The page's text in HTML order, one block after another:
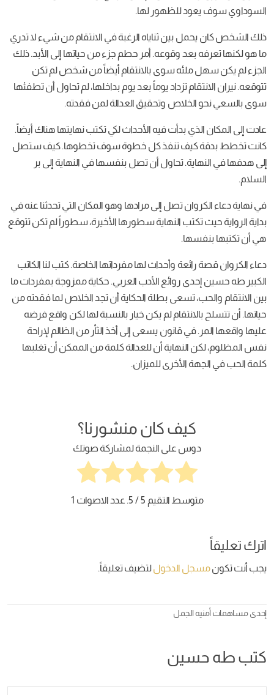
السوداوي سوف يعود للظهور لها.
ذلك الشخص كان يحمل بين ثناياه الرغبة في الانتقام من شيء لا تدري
ما هو لكنها تعرفه بعد وقوعه. أمر حطم جزء من حياتها إلى الأبد. ذلك
الجزء لم يكن سهل ملئه سوى بالانتقام أيضاً من شخص لم تكن
تتوقعه. نيران الانتقام تزداد يوماً بعد يوم بداخلها، لم تحاول أن تطفئها
سوى بالسعي نحو الخلاص وتحقيق العدالة لمن فقدته.
عادت إلى المكان الذي بدأت فيه الأحداث لكي تكتب نهايتها هناك أيضاً.
كانت تخطط بدقة كيف تنفذ كل خطوة سوف تخطوها. كيف ستصل
إلى هدفها في النهاية. تحاول أن تصل بنفسها في النهاية إلى بر
السلام.
في نهاية دعاء الكروان تصل إلى مرادها وهو المكان التي تحدثنا عنه في
بداية الرواية حيث تكتب النهاية سطورها الأخيرة، سطوراً لم تكن تتوقع
هي أن تكتبها بنفسها.
دعاء الكروان قصة رائعة وأحداث لها مفرداتها الخاصة. كتب لنا الكاتب
الكبير طه حسين إحدى روائع الأدب العربي. حكاية ممزوجة بمفردات ما
بين الانتقام والحب، تسعى بطلة الحكاية أن تجد الخلاص لما فقدته من
حياتها. أن تتسلح بالانتقام لم يكن خيار بالنسبة لها لكن واقع فرضه
عليها واقعها المر. في قانون يسعى إلى أخذ الثأر من الظالم لإراحة
نفس المظلوم، لكن النهاية أن للعدالة كلمة من الممكن أن تغلبها
كلمة الحب في الجهة الأخرى للميزان.
كيف كان منشورنا؟
دوس على النجمة لمشاركة صوتك
متوسط التقيم 5/ 5. عدد الاصوات 1
اترك تعليقاً
يجب أنت تكونمسجل الدخوللتضيف تعليقاً.
إحدى مساهماتأمنيه الجمل
كتب طه حسين